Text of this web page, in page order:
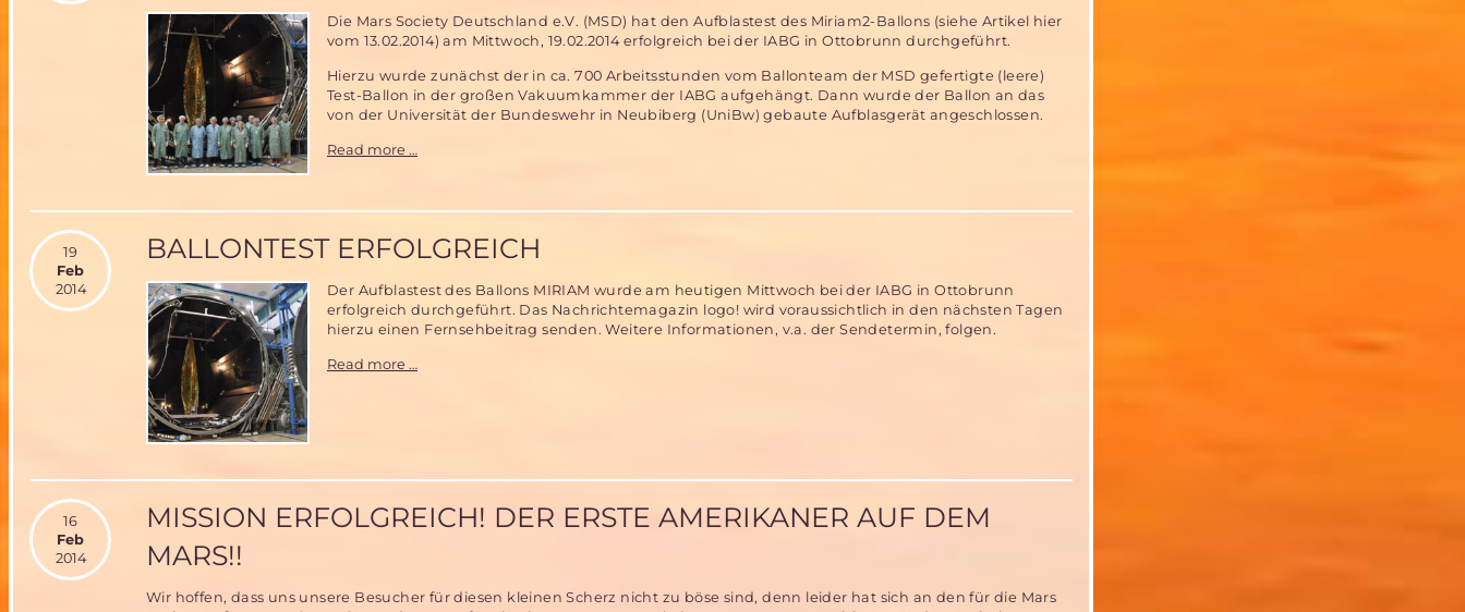
Die Mars Society Deutschland e.V. (MSD) hat den Aufblastest des Miriam2-Ballons (siehe Artikel hier
vom 13.02.2014) am Mittwoch, 19.02.2014 erfolgreich bei der IABG in Ottobrunn durchgeführt.
Hierzu wurde zunächst der in ca. 700 Arbeitsstunden vom Ballonteam der MSD gefertigte (leere)
Test-Ballon in der großen Vakuumkammer der IABG aufgehängt. Dann wurde der Ballon an das
von der Universität der Bundeswehr in Neubiberg (UniBw) gebaute Aufblasgerät angeschlossen.
Read more …
der
IABG
Ottobrunn
19
Feb
2014
BALLONTEST ERFOLGREICH
Der Aufblastest des Ballons MIRIAM wurde am heutigen Mittwoch bei der IABG in Ottobrunn
erfolgreich durchgeführt. Das Nachrichtemagazin logo! wird voraussichtlich in den nächsten Tagen
hierzu einen Fernsehbeitrag senden. Weitere Informationen, v.a. der Sendetermin, folgen.
Read more …
16
Feb
2014
MISSION ERFOLGREICH! DER ERSTE AMERIKANER AUF DEM
MARS!!
Wir hoffen, dass uns unsere Besucher für diesen kleinen Scherz nicht zu böse sind, denn leider hat sich an den für die Mars